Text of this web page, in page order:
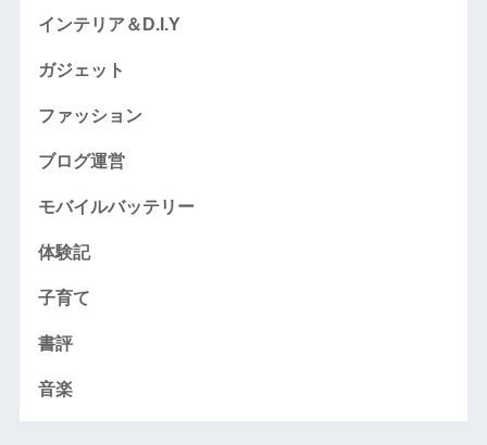
インテリア＆D.I.Y
ガジェット
ファッション
ブログ運営
モバイルバッテリー
体験記
子育て
書評
音楽